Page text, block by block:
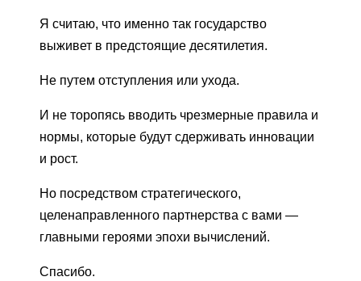
Я считаю, что именно так государство
выживет в предстоящие десятилетия.
Не путем отступления или ухода.
И не торопясь вводить чрезмерные правила и
нормы, которые будут сдерживать инновации
и рост.
Но посредством стратегического,
целенаправленного партнерства с вами —
главными героями эпохи вычислений.
Спасибо.